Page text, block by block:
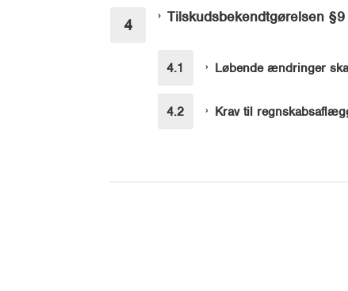
Tilskudsbekendtgørelsen §9
Løbende ændringer
Krav til